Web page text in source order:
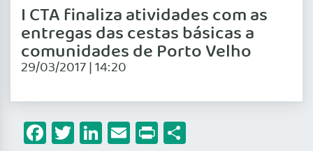
I CTA finaliza atividades com as
entregas das cestas básicas a
comunidades de Porto Velho
29/03/2017 | 14:20
Facebook
Twitter
LinkedIn
Email
Print